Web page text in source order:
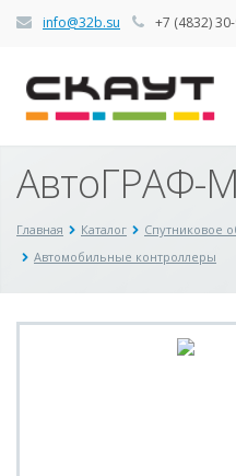
info@32b.su +7 (4832)
АвтоГРАФ-
Главная Каталог
Спутниковое
Автомобильные контроллеры